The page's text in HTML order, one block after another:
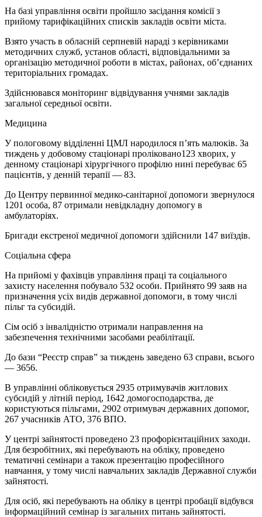
На базі управління освіти пройшло засідання комісії з
прийому тарифікаційних списків закладів освіти міста.
Взято участь в обласній серпневій нараді з керівниками
методичних служб, установ області, відповідальними за
організацію методичної роботи в містах, районах, об’єднаних
територіальних громадах.
Здійснювався моніторинг відвідування учнями закладів
загальної середньої освіти.
Медицина
У пологовому відділенні ЦМЛ народилося п’ять малюків. За
тиждень у добовому стаціонарі проліковано123 хворих, у
денному стаціонарі хірургічного профілю нині перебуває 65
пацієнтів, у денній терапії — 83.
До Центру первинної медико-санітарної допомоги звернулося
1201 особа, 87 отримали невідкладну допомогу в
амбулаторіях.
Бригади екстреної медичної допомоги здійснили 147 виїздів.
Соціальна сфера
На прийомі у фахівців управління праці та соціального
захисту населення побувало 532 особи. Прийнято 99 заяв на
призначення усіх видів державної допомоги, в тому числі
пільг та субсидій.
Сім осіб з інвалідністю отримали направлення на
забезпечення технічними засобами реабілітації.
До бази “Реєстр справ” за тиждень заведено 63 справи, всього
— 3656.
В управлінні обліковується 2935 отримувачів житлових
субсидій у літній період, 1642 домогосподарства, де
користуються пільгами, 2902 отримувач державних допомог,
267 учасників АТО, 376 ВПО.
У центрі зайнятості проведено 23 профорієнтаційних заходи.
Для безробітних, які перебувають на обліку, проведено
тематичні семінари а також презентацію професійного
навчання, у тому числі навчальних закладів Державної служби
зайнятості.
Для осіб, які перебувають на обліку в центрі пробації відбувся
інформаційний семінар із загальних питань зайнятості.